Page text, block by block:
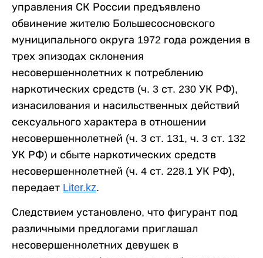
управления СК России предъявлено
обвинение жителю Большесосновского
муниципального округа 1972 года рождения в
трех эпизодах склонения
несовершеннолетних к потреблению
наркотических средств (ч. 3 ст. 230 УК РФ),
изнасилования и насильственных действий
сексуального характера в отношении
несовершеннолетней (ч. 3 ст. 131, ч. 3 ст. 132
УК РФ) и сбыте наркотических средств
несовершеннолетней (ч. 4 ст. 228.1 УК РФ),
передает Liter.kz.
Следствием установлено, что фигурант под
различными предлогами приглашал
несовершеннолетних девушек в